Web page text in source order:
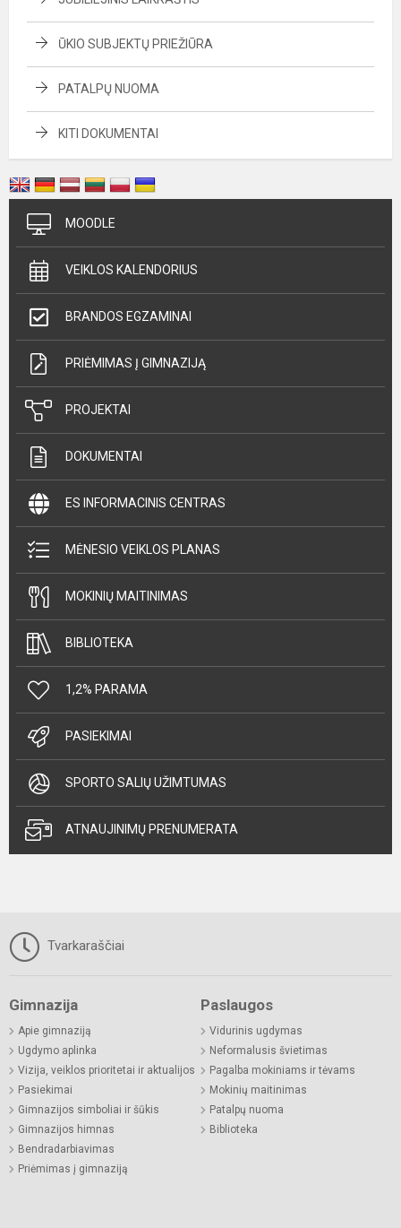
ŪKIO SUBJEKTŲ PRIEŽIŪRA
PATALPŲ NUOMA
KITI DOKUMENTAI
MOODLE
VEIKLOS KALENDORIUS
BRANDOS EGZAMINAI
PRIĖMIMAS Į GIMNAZIJĄ
PROJEKTAI
DOKUMENTAI
ES INFORMACINIS CENTRAS
MĖNESIO VEIKLOS PLANAS
MOKINIŲ MAITINIMAS
BIBLIOTEKA
1,2% PARAMA
PASIEKIMAI
SPORTO SALIŲ UŽIMTUMAS
ATNAUJINIMŲ PRENUMERATA
Tvarkaraščiai
Gimnazija
Apie gimnaziją
Ugdymo aplinka
Vizija, veiklos prioritetai ir aktualijos
Pasiekimai
Gimnazijos simboliai ir šūkis
Gimnazijos himnas
Bendradarbiavimas
Priėmimas į gimnaziją
Paslaugos
Vidurinis ugdymas
Neformalusis švietimas
Pagalba mokiniams ir tėvams
Mokinių maitinimas
Patalpų nuoma
Biblioteka